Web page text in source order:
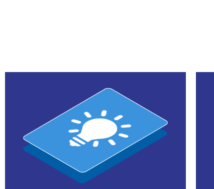
销售团队团队
通过以客户为导向的推广、直观的展示和对产
品的全面了解，加强您的销售推广
联系我们